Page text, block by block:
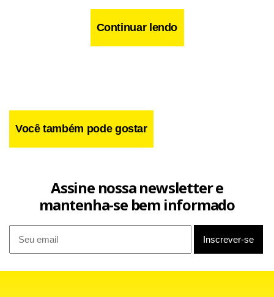
Para os advogados do peemedebista, ‘querem transformar
Mato Grosso em um Estado de justiceiros’.
Continuar lendo
Você também pode gostar
Assine nossa newsletter e
mantenha-se bem informado